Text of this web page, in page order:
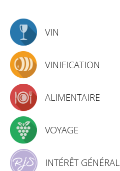
VIN
VINIFICATION
ALIMENTAIRE
VOYAGE
INTÉRÊT GÉNÉRAL